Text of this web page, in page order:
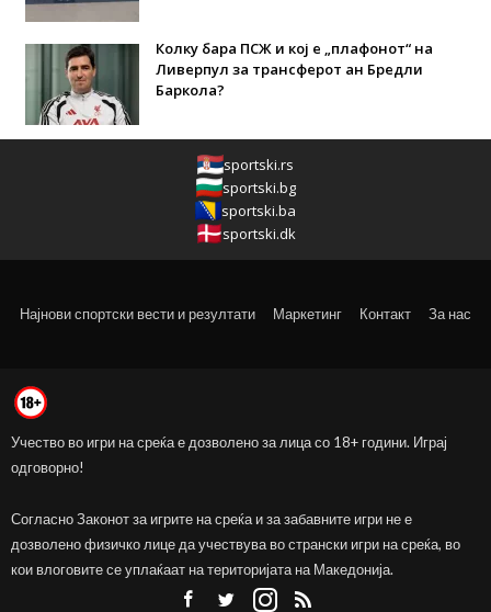
Колку бара ПСЖ и кој е „плафонот“ на
Ливерпул за трансферот ан Бредли
Баркола?
sportski.rs
sportski.bg
sportski.ba
sportski.dk
Најнови спортски вести и резултати Маркетинг Контакт За нас
Учество во игри на среќа е дозволено за лица со 18+ години. Играј
одговорно!
Согласно Законот за игрите на среќа и за забавните игри не е
дозволено физичко лице да учествува во странски игри на среќа, во
кои влоговите се уплаќаат на територијата на Македонија.